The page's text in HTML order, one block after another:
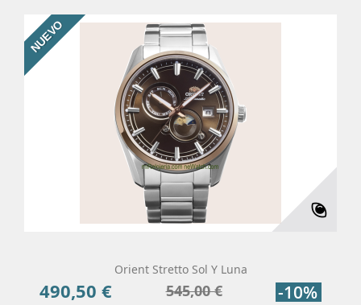
Orient Stretto Sol Y Luna
Precio
490,50 €
Precio
545,00 € -10%
NUEVO